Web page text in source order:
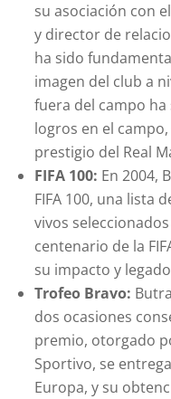
su asociación con
y director de
ha sido
imagen del club a
fuera del campo
logros en el
prestigio del Real
FIFA 100: En 2004,
FIFA 100, una lista
vivos
centenario de la
su impacto y
Trofeo Bravo:
dos ocasiones
premio, otorgado
Sportivo, se
Europa, y su